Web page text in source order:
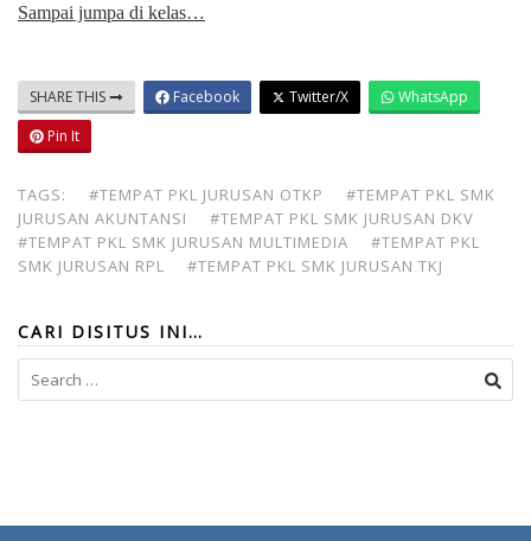
Sampai jumpa di kelas…
SHARE THIS Facebook Twitter/X
WhatsApp
Pin It
TAGS: #TEMPAT PKL JURUSAN OTKP
#TEMPAT PKL SMK
JURUSAN AKUNTANSI
#TEMPAT PKL SMK JURUSAN DKV
#TEMPAT PKL SMK JURUSAN MULTIMEDIA
#TEMPAT PKL
SMK JURUSAN RPL
#TEMPAT PKL SMK JURUSAN TKJ
CARI DISITUS INI…
Search
for: